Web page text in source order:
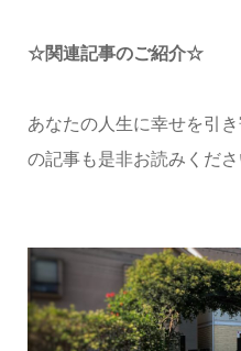
☆関連記事のご紹介☆
あなたの人生に幸せを引
の記事も是非お読みくださ